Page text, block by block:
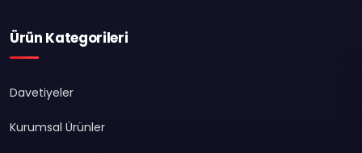
Ürün Kategorileri
Davetiyeler
Kurumsal Ürünler